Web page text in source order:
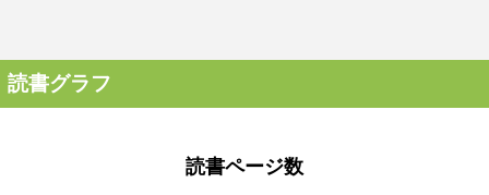
読書グラフ
読書ページ数